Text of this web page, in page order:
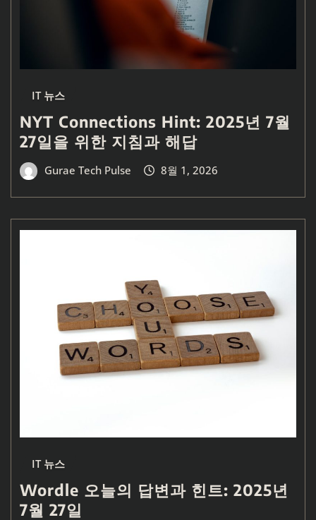
IT 뉴스
NYT Connections Hint: 2025년 7월
27일을 위한 지침과 해답
Gurae Tech Pulse 8월 1, 2026
IT 뉴스
Wordle 오늘의 답변과 힌트: 2025년
7월 27일